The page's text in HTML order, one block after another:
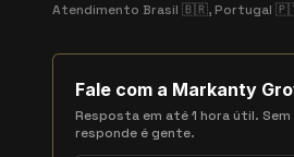
Atendimento Brasil 🇧🇷, Portugal 🇵🇹
Fale com a Markanty
Resposta em até 1 hora útil.
responde é gente.